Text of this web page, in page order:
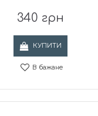
340 грн
КУПИТИ
В бажане